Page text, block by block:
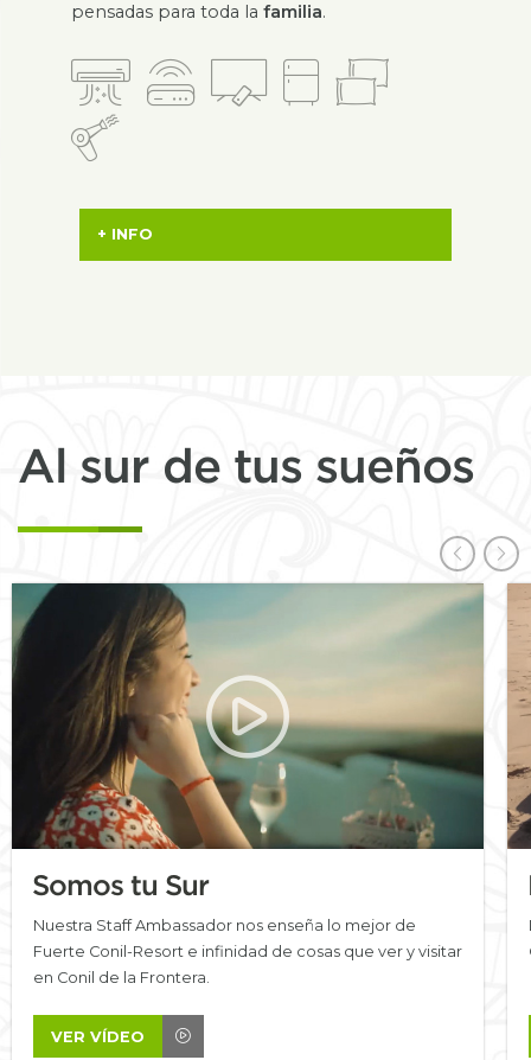
pensadas para toda la familia.
+ INFO
Al sur de tus sueños
Somos tu Sur
Nuestra Staff Ambassador nos enseña lo mejor de
Fuerte Conil-Resort e infinidad de cosas que ver y visitar
en Conil de la Frontera.
VER VÍDEO